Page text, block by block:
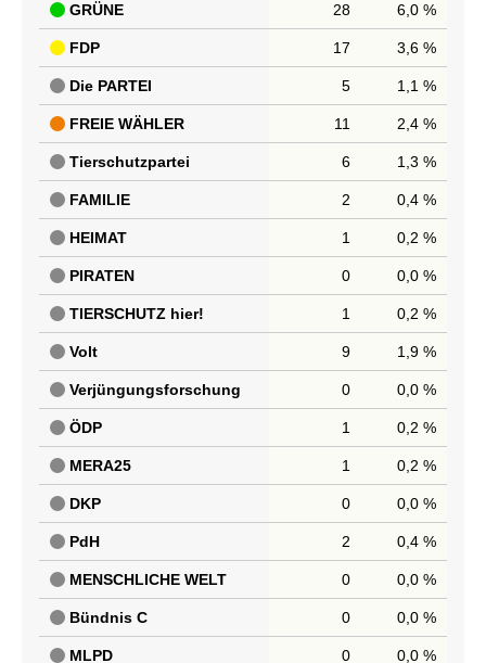
GRÜNE 28 6,0 %
FDP 17 3,6 %
Die PARTEI 5 1,1 %
FREIE WÄHLER 11 2,4 %
Tierschutzpartei 6 1,3 %
FAMILIE 2 0,4 %
HEIMAT 1 0,2 %
PIRATEN 0 0,0 %
TIERSCHUTZ hier! 1 0,2 %
Volt 9 1,9 %
Verjüngungsforschung 0 0,0 %
ÖDP 1 0,2 %
MERA25 1 0,2 %
DKP 0 0,0 %
PdH 2 0,4 %
MENSCHLICHE WELT 0 0,0 %
Bündnis C 0 0,0 %
MLPD 0 0,0 %